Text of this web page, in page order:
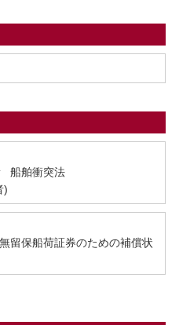
船舶衝突法
)
保船荷証券のための補償状